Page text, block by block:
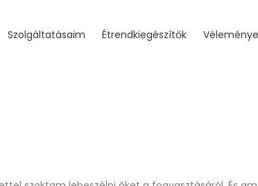
Szolgáltatásaim Étrendkiegészítők